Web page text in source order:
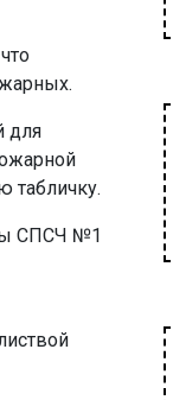
для
табличку.
СПСЧ №1